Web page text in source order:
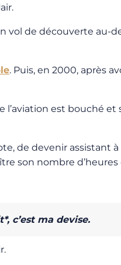
vol de découverte au-
. Puis, en 2000, après
est bouché et
de devenir assistant
son nombre d’heures
c’est ma devise.